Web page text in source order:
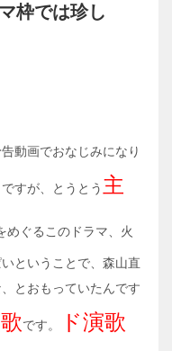
枠では珍し
動画でおなじみになり
すが、とうとう 主
めぐるこのドラマ、火
ということで、森山直
とおもっていたんです
です。
ド演歌